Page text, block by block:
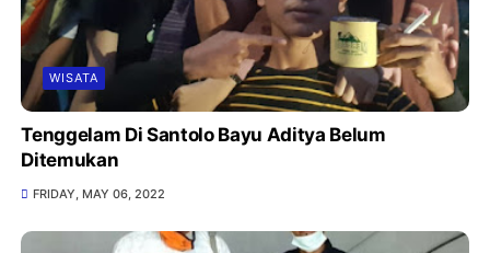
WISATA
Tenggelam Di Santolo Bayu Aditya Belum
Ditemukan
FRIDAY, MAY 06, 2022